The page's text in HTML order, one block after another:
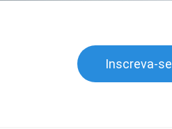
Inscreva-se